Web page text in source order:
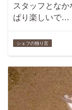
スタッフとな
ぱり楽しいで…
シェフの独り言